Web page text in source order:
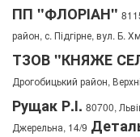
ПП "ФЛОРІАН"
район, с. Підгірне, вул. Б.
ТЗОВ "КНЯЖЕ
Дрогобицький район,
Рущак Р.І. 80700,
Джерельна, 14/9